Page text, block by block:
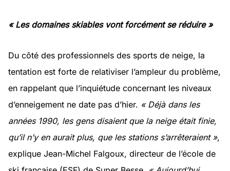
« Les domaines skiables vont forcément se réduire »
Du côté des professionnels des sports de neige, la
tentation est forte de relativiser l’ampleur du problème,
en rappelant que l’inquiétude concernant les niveaux
d’enneigement ne date pas d’hier. « Déjà dans les
années 1990, les gens disaient que la neige était finie,
qu’il n’y en aurait plus, que les stations s’arrêteraient »,
explique Jean-Michel Falgoux, directeur de l’école de